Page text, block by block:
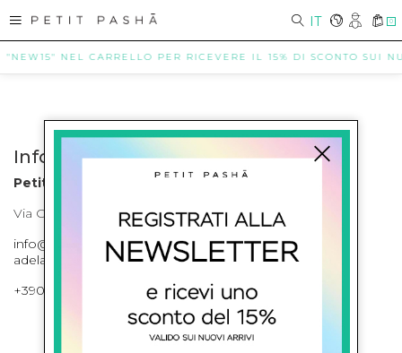
IT 0
NEL CARRELLO PER RICEVERE IL 15% DI SCONTO SUI
Info contatti
Petit Pasha
Via Cilea, 255 Napoli Corso Umberto I 301 Napoli
info@petitpasha.com, petitpasha@hotmail.it,
adelaide.petitpasha@hotmail.com
+39081643421 , +390812351280